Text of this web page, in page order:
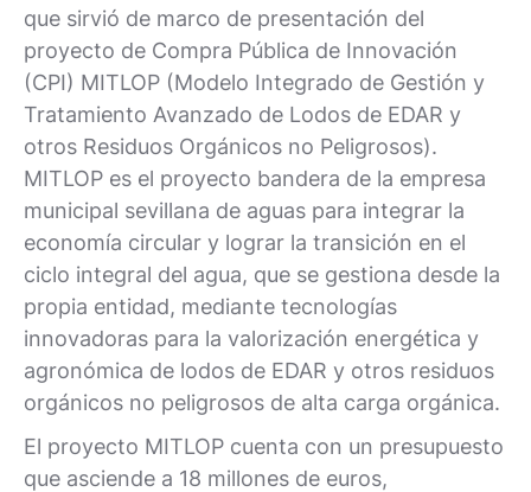
que sirvió de marco de presentación del
proyecto de Compra Pública de Innovación
(CPI) MITLOP (Modelo Integrado de Gestión y
Tratamiento Avanzado de Lodos de EDAR y
otros Residuos Orgánicos no Peligrosos).
MITLOP es el proyecto bandera de la empresa
municipal sevillana de aguas para integrar la
economía circular y lograr la transición en el
ciclo integral del agua, que se gestiona desde la
propia entidad, mediante tecnologías
innovadoras para la valorización energética y
agronómica de lodos de EDAR y otros residuos
orgánicos no peligrosos de alta carga orgánica.
El proyecto MITLOP cuenta con un presupuesto
que asciende a 18 millones de euros,